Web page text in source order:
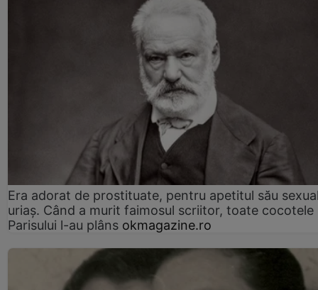
Era adorat de prostituate, pentru apetitul său
uriaș. Când a murit faimosul scriitor, toate cocotele
Parisului l-au plâns okmagazine.ro